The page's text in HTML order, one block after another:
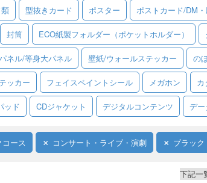
型抜きカード ポスター ポストカード/DM
封筒 ECO紙製フォルダー（ポケットホルダー）
ネル/等身大パネル 壁紙/ウォールステッカー の
ッカー フェイスペイントシール メガホン カ
ッド CDジャケット デジタルコンテンツ デ
ース コンサート・ライブ・演劇 ブラック
下記一